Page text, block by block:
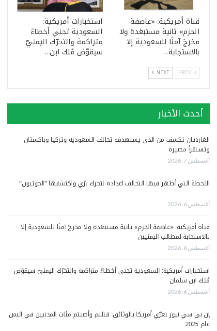
قناة أمريكية: «عاصفة
الحزم» ثانية مستبعَدة ولا
مخرجَ آمنًا للسعودية إلا
بالاستجابة…
استخبارات أمريكية:
السعودية تجني أخطاءً
متراكمة والتحرّك اليمنيّ
سيقوّض مُلك ابن…
NEXT
أحدث الأخبار
الغارديان تكشف من الذي يستهدفه تحالف السعودية وتركيا وباكستان
وتستقرأ مصيره
أغسطس 7, 2026
اللحظة التي أظهر فيها التحالف اعداده لتحرك برّي واكتشفها “الحوثيون”
أغسطس 6, 2026
قناة أمريكية: «عاصفة الحزم» ثانية مستبعَدة ولا مخرجَ آمنًا للسعودية إلا
بالاستجابة لمطالب اليمنيين
أغسطس 6, 2026
استخبارات أمريكية: السعودية تجني أخطاءً متراكمة والتحرّك اليمنيّ سيقوّض
مُلك ابن سلمان
أغسطس 6, 2026
إن بي سي نيوز تعرّي أمريكا بالوثائق: قتلتم وأصبتم مئات المدنيين في اليمن
عام 2025